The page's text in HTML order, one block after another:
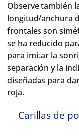
Observe también
longitud/anchura
frontales son
se ha reducido
para imitar la
separación y la
diseñadas para
roja.
Carillas de